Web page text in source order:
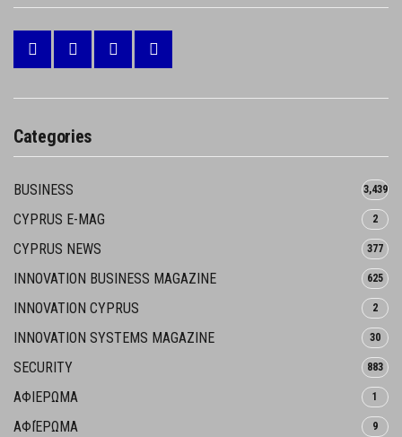
Categories
BUSINESS 3,439
CYPRUS E-MAG 2
CYPRUS NEWS 377
INNOVATION BUSINESS MAGAZINE 625
INNOVATION CYPRUS 2
INNOVATION SYSTEMS MAGAZINE 30
SECURITY 883
ΑΦΙΕΡΩΜΑ 1
ΑΦΙΈΡΩΜΑ 9